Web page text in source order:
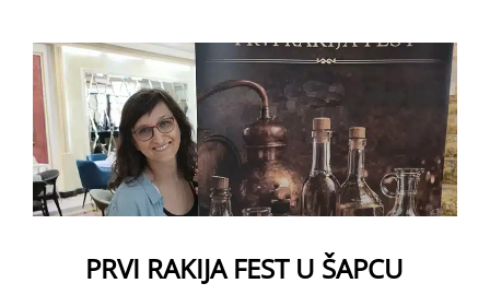
PRVI RAKIJA FEST U ŠAPCU